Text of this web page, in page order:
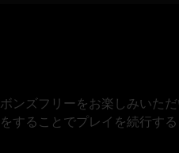
ボンズフリーをお楽しみいた
をすることでプレイを続行する